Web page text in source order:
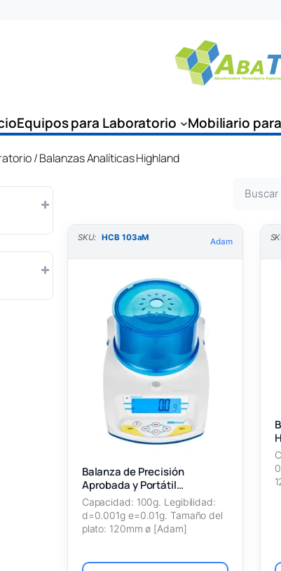
Equipos para Laboratorio Mobiliario
/ Balanzas Analíticas Highland
s
SKU: HCB 103aM Adam
Balanza de Precisión
Aprobada y Portátil
Highland®-HCB 103aM
Capacidad: 100g. Legibilidad:
d=0.001g e=0.01g. Tamaño del
plato: 120mm ø [Adam]